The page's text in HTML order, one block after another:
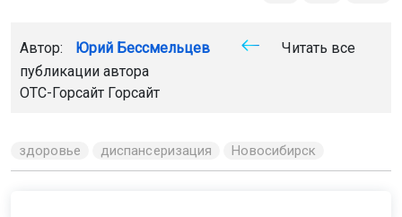
Автор: Юрий Бессмельцев
Читать все
публикации автора
ОТС-Горсайт Горсайт
здоровье диспансеризация Новосибирск